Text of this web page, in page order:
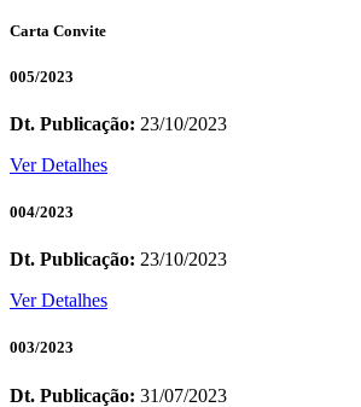
Carta Convite
005/2023
Dt. Publicação: 23/10/2023
Ver Detalhes
004/2023
Dt. Publicação: 23/10/2023
Ver Detalhes
003/2023
Dt. Publicação: 31/07/2023